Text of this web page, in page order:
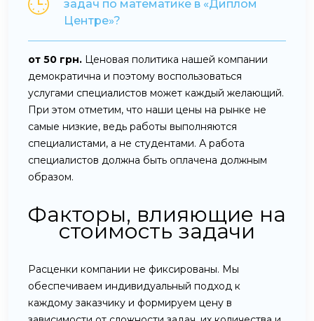
задач по математике в «Диплом
Центре»?
от 50 грн. Ценовая политика нашей компании
демократична и поэтому воспользоваться
услугами специалистов может каждый желающий.
При этом отметим, что наши цены на рынке не
самые низкие, ведь работы выполняются
специалистами, а не студентами. А работа
специалистов должна быть оплачена должным
образом.
Факторы, влияющие на
стоимость задачи
Расценки компании не фиксированы. Мы
обеспечиваем индивидуальный подход к
каждому заказчику и формируем цену в